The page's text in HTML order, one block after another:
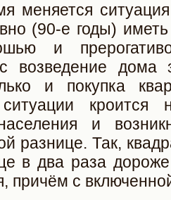
меняется
(90-е годы)
и
возведение дома
и покупка
кроится
и
разнице. Так,
в два раза
причём с